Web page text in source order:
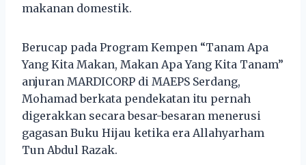
makanan domestik.
Berucap pada Program Kempen “Tanam Apa
Yang Kita Makan, Makan Apa Yang Kita Tanam”
anjuran MARDICORP di MAEPS Serdang,
Mohamad berkata pendekatan itu pernah
digerakkan secara besar-besaran menerusi
gagasan Buku Hijau ketika era Allahyarham
Tun Abdul Razak.